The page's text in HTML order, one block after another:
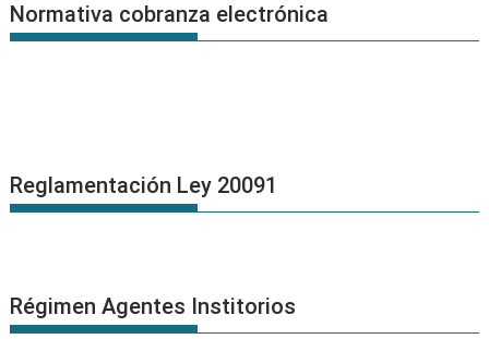
Normativa cobranza electrónica
Reglamentación Ley 20091
Régimen Agentes Institorios